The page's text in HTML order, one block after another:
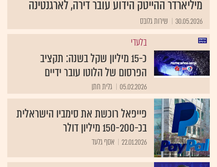
מיליארדר ההייטק הידוע עובר דירה, לארגנטינה
30.05.2026 שירות גלובס
בלעדי
כ-15 מיליון שקל בשנה: תקציב
הפרסום של הלוטו עובר ידיים
05.02.2026 גלית חתן
פייפאל רוכשת את סימביו הישראלית
בכ-150-200 מיליון דולר
22.01.2026 אסף גלעד